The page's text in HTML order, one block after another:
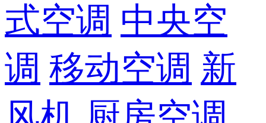
式空调 中央空
调 移动空调 新